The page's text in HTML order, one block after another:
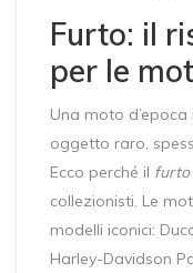
Furto: il
per le
Una moto
oggetto raro,
Ecco perché il furto
collezionisti. Le
modelli iconici:
Harley-Davidson